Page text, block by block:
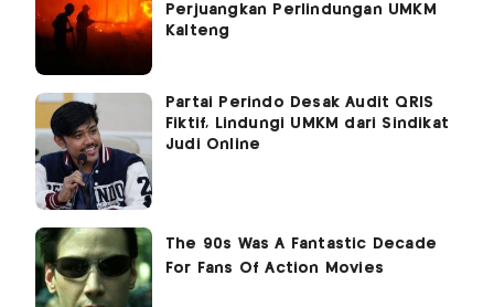
Perjuangkan Perlindungan UMKM
Kalteng
Partai Perindo Desak Audit QRIS
Fiktif, Lindungi UMKM dari Sindikat
Judi Online